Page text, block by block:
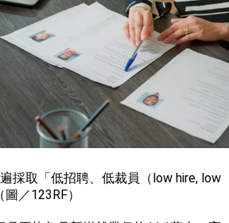
採取「低招聘、低裁員（low hire, low
／123RF）